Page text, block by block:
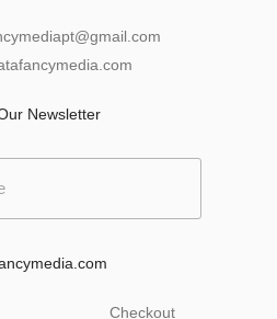
.com
Newsletter
Checkout